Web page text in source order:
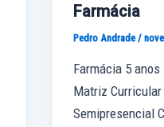
Farmácia
Pedro Andrade/
Farmácia 5
Matriz Curricular
Semipresencial